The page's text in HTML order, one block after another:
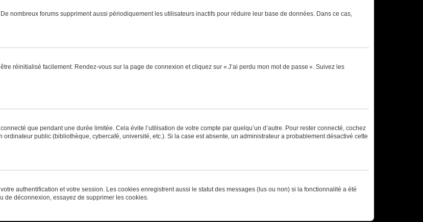
nombreux forums suppriment aussi périodiquement les utilisateurs inactifs pour réduire leur base de données. Dans ce cas,
réinitialisé facilement. Rendez-vous sur la page de connexion et cliquez sur « J’ai perdu mon mot de passe ». Suivez les
que pendant une durée limitée. Cela évite l’utilisation de votre compte par quelqu’un d’autre. Pour rester connecté, cochez
public (bibliothèque, cybercafé, université, etc.). Si la case est absente, un administrateur a probablement désactivé cette
authentification et votre session. Les cookies enregistrent aussi le statut des messages (lus ou non) si la fonctionnalité a été
de déconnexion, essayez de supprimer les cookies.